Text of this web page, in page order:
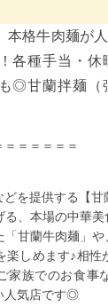
本格牛肉麺が
各種手当・
◎甘蘭拌麺（
＝＝＝＝＝＝
を提供する【甘
、本場の中華
「甘蘭牛肉麺」
楽しめます♪相
家族でのお食事
人気店です◎